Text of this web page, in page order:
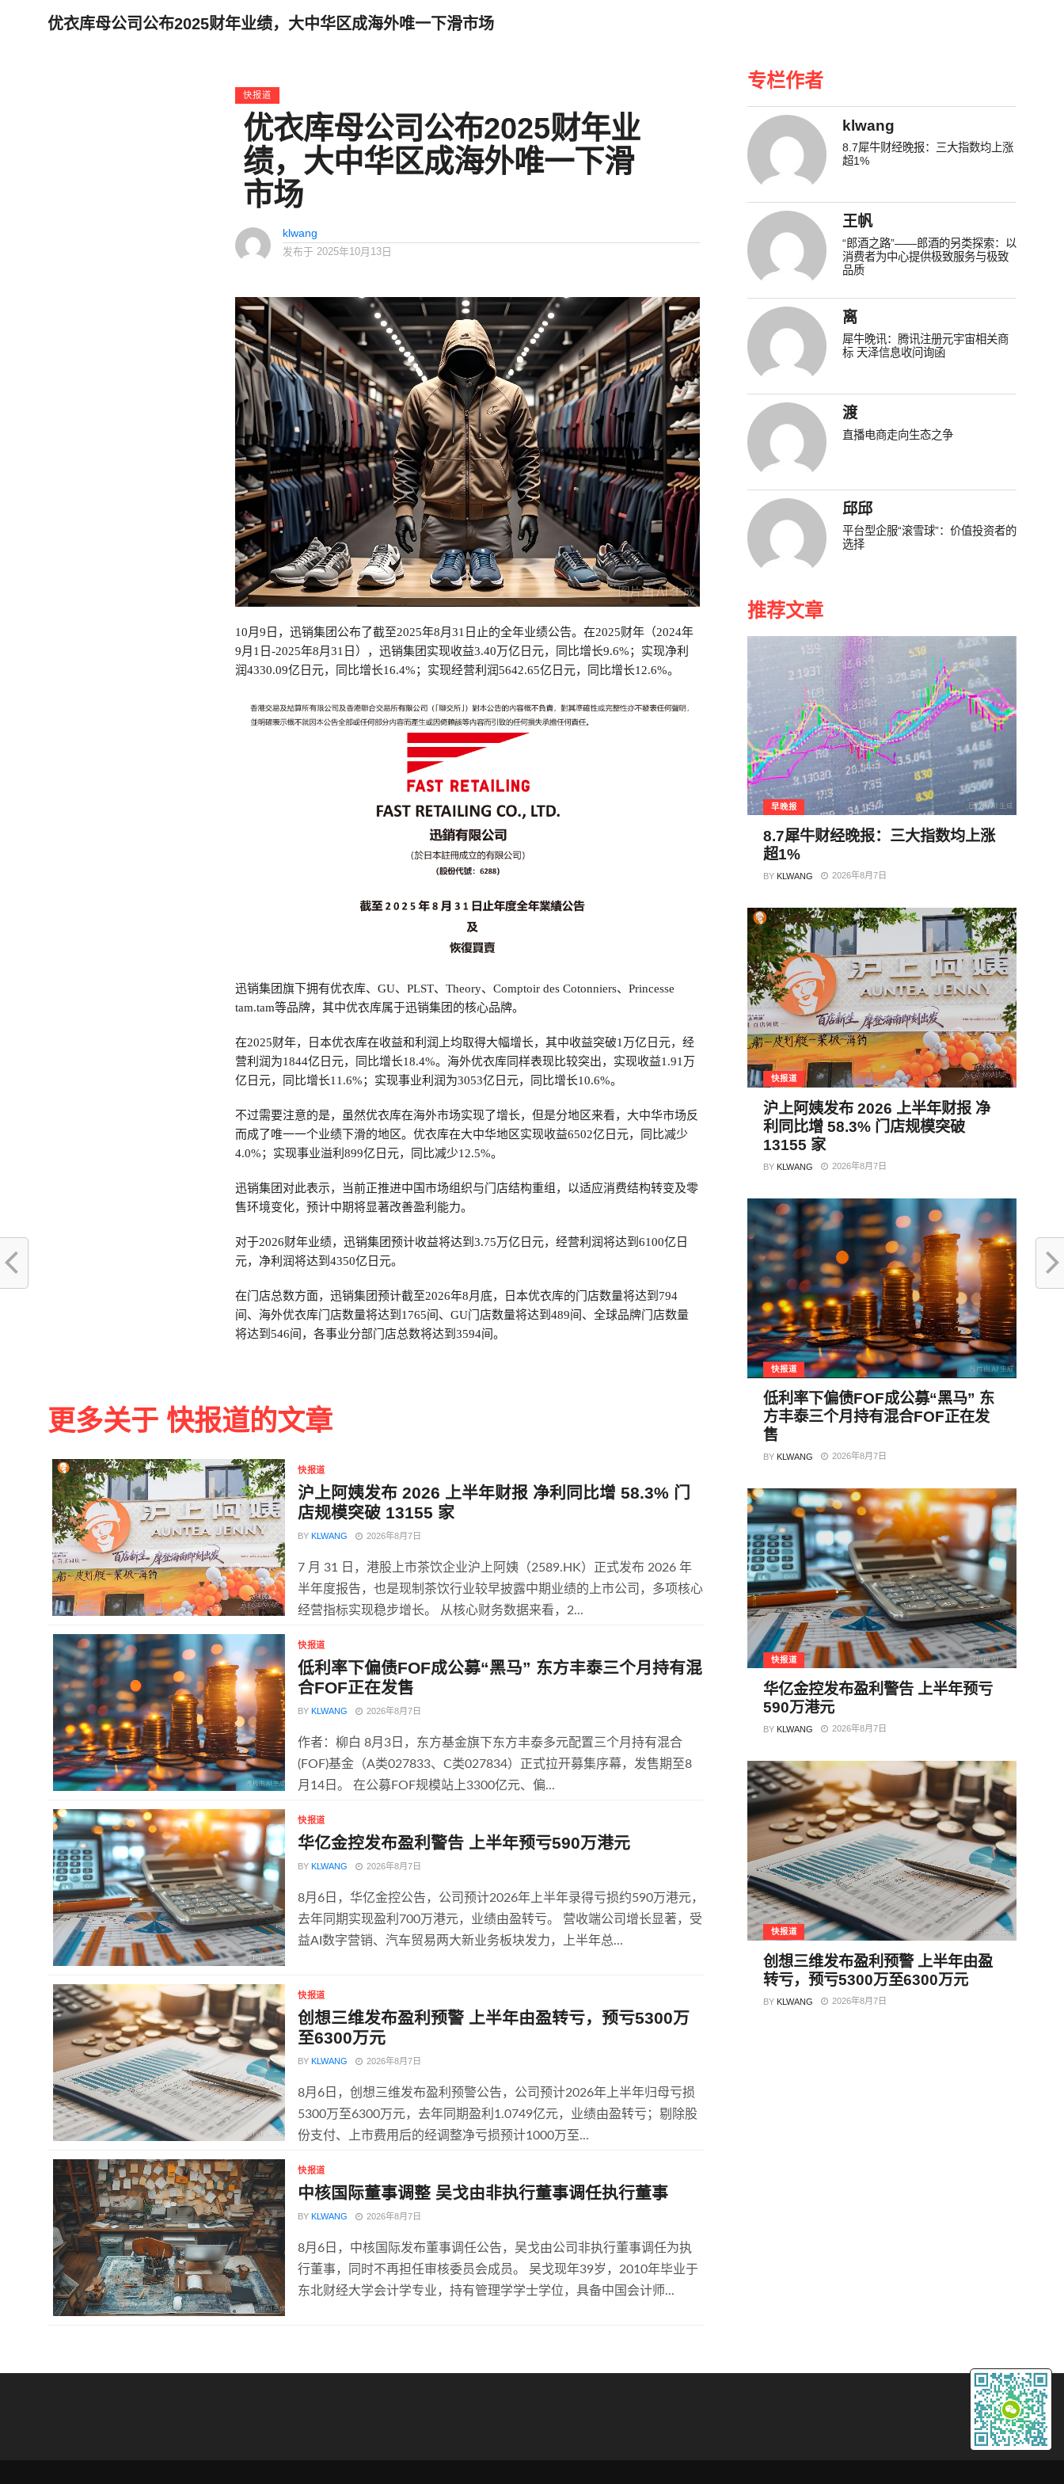
优衣库母公司公布2025财年业绩，大中华区成海外唯一下滑市场
快报道
优衣库母公司公布2025财年业
绩，大中华区成海外唯一下滑
市场
klwang
发布于 2025年10月13日
10月9日，迅销集团公布了截至2025年8月31日止的全年业绩公告。在2025财年（2024年
9月1日-2025年8月31日），迅销集团实现收益3.40万亿日元，同比增长9.6%；实现净利
润4330.09亿日元，同比增长16.4%；实现经营利润5642.65亿日元，同比增长12.6%。
迅销集团旗下拥有优衣库、GU、PLST、Theory、Comptoir des Cotonniers、Princesse
tam.tam等品牌，其中优衣库属于迅销集团的核心品牌。
在2025财年，日本优衣库在收益和利润上均取得大幅增长，其中收益突破1万亿日元，经
营利润为1844亿日元，同比增长18.4%。海外优衣库同样表现比较突出，实现收益1.91万
亿日元，同比增长11.6%；实现事业利润为3053亿日元，同比增长10.6%。
不过需要注意的是，虽然优衣库在海外市场实现了增长，但是分地区来看，大中华市场反
而成了唯一一个业绩下滑的地区。优衣库在大中华地区实现收益6502亿日元，同比减少
4.0%；实现事业溢利899亿日元，同比减少12.5%。
迅销集团对此表示，当前正推进中国市场组织与门店结构重组，以适应消费结构转变及零
售环境变化，预计中期将显著改善盈利能力。
对于2026财年业绩，迅销集团预计收益将达到3.75万亿日元，经营利润将达到6100亿日
元，净利润将达到4350亿日元。
在门店总数方面，迅销集团预计截至2026年8月底，日本优衣库的门店数量将达到794
间、海外优衣库门店数量将达到1765间、GU门店数量将达到489间、全球品牌门店数量
将达到546间，各事业分部门店总数将达到3594间。
更多关于 快报道的文章
快报道
沪上阿姨发布 2026 上半年财报 净利同比增 58.3% 门
店规模突破 13155 家
BY KLWANG 2026年8月7日
7 月 31 日，港股上市茶饮企业沪上阿姨（2589.HK）正式发布 2026 年
半年度报告，也是现制茶饮行业较早披露中期业绩的上市公司，多项核心
经营指标实现稳步增长。 从核心财务数据来看，2...
快报道
低利率下偏债FOF成公募“黑马” 东方丰泰三个月持有混
合FOF正在发售
BY KLWANG 2026年8月7日
作者：柳白 8月3日，东方基金旗下东方丰泰多元配置三个月持有混合
(FOF)基金（A类027833、C类027834）正式拉开募集序幕，发售期至8
月14日。 在公募FOF规模站上3300亿元、偏...
快报道
华亿金控发布盈利警告 上半年预亏590万港元
BY KLWANG 2026年8月7日
8月6日，华亿金控公告，公司预计2026年上半年录得亏损约590万港元，
去年同期实现盈利700万港元，业绩由盈转亏。 营收端公司增长显著，受
益AI数字营销、汽车贸易两大新业务板块发力，上半年总...
快报道
创想三维发布盈利预警 上半年由盈转亏，预亏5300万
至6300万元
BY KLWANG 2026年8月7日
8月6日，创想三维发布盈利预警公告，公司预计2026年上半年归母亏损
5300万至6300万元，去年同期盈利1.0749亿元，业绩由盈转亏；剔除股
份支付、上市费用后的经调整净亏损预计1000万至...
快报道
中核国际董事调整 吴戈由非执行董事调任执行董事
BY KLWANG 2026年8月7日
8月6日，中核国际发布董事调任公告，吴戈由公司非执行董事调任为执
行董事，同时不再担任审核委员会成员。 吴戈现年39岁，2010年毕业于
东北财经大学会计学专业，持有管理学学士学位，具备中国会计师...
专栏作者
klwang
8.7犀牛财经晚报：三大指数均上涨
超1%
王帆
“郎酒之路”——郎酒的另类探索：以
消费者为中心提供极致服务与极致
品质
离
犀牛晚讯：腾讯注册元宇宙相关商
标 天泽信息收问询函
渡
直播电商走向生态之争
邱邱
平台型企服“滚雪球”：价值投资者的
选择
推荐文章
早晚报
8.7犀牛财经晚报：三大指数均上涨
超1%
BY KLWANG 2026年8月7日
快报道
沪上阿姨发布 2026 上半年财报 净
利同比增 58.3% 门店规模突破
13155 家
BY KLWANG 2026年8月7日
快报道
低利率下偏债FOF成公募“黑马” 东
方丰泰三个月持有混合FOF正在发
售
BY KLWANG 2026年8月7日
快报道
华亿金控发布盈利警告 上半年预亏
590万港元
BY KLWANG 2026年8月7日
快报道
创想三维发布盈利预警 上半年由盈
转亏，预亏5300万至6300万元
BY KLWANG 2026年8月7日